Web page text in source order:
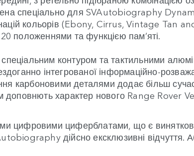
спеціально для SVAutobiography
кольорів (Ebony, Cirrus, Vintage Tan
положеннями та функцією пам’яті.
контуром та тактильними
інтегрованої інформаційно-
карбоновими деталями додає більш
доповнють характер нового Range Rover
цифровими циферблатами, що є
дійсно ексклюзивні відчуття.